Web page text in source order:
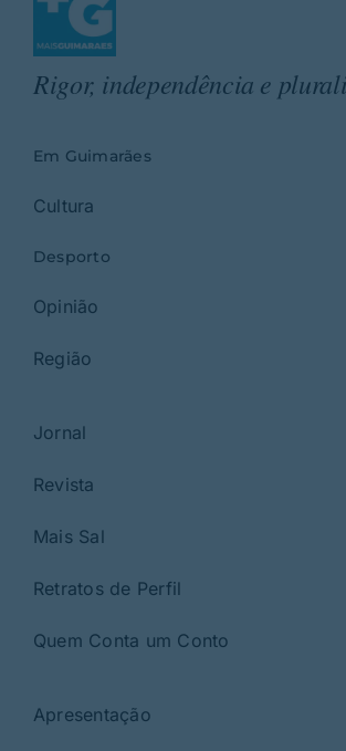
Rigor, independência e
Em Guimarães
Cultura
Desporto
Opinião
Região
Jornal
Revista
Mais Sal
Retratos de Perfil
Quem Conta um Conto
Apresentação